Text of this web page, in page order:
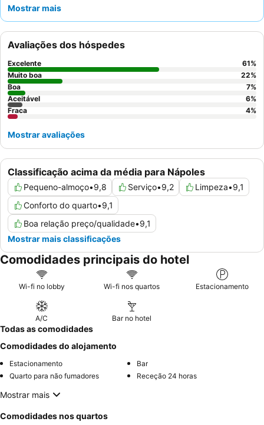
hóspedes elogiam consistentemente o
pequeno-almoço
. Para uma experiência verdadeiramente
relaxante, considere reservar um quarto com uma
hidromassagem
Mostrar mais
Classificação acima da média para Nápoles
Pequeno-almoço•9,8 Serviço•9,2 Limpeza•9,1
Conforto do quarto•9,1
Boa relação preço/qualidade•9,1
Mostrar mais classificações
Avaliações dos hóspedes
Excelente 61%
Muito boa
22%
Boa
7%
Aceitável
6%
Fraca
4%
Mostrar avaliações
Comodidades principais do hotel
Wi-fi no lobby Wi-fi nos quartos Estacionamento
A/C Bar no hotel
Todas as comodidades
Comodidades do alojamento
Estacionamento
Bar
Quarto para não fumadores
Receção 24 horas
Mostrar mais
Comodidades nos quartos